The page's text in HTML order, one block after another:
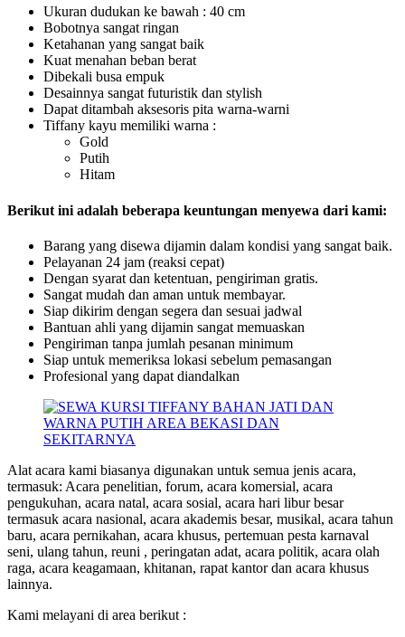
Ukuran dudukan ke bawah : 40 cm
Bobotnya sangat ringan
Ketahanan yang sangat baik
Kuat menahan beban berat
Dibekali busa empuk
Desainnya sangat futuristik dan stylish
Dapat ditambah aksesoris pita warna-warni
Tiffany kayu memiliki warna :
Gold
Putih
Hitam
Berikut ini adalah beberapa keuntungan menyewa dari kami:
Barang yang disewa dijamin dalam kondisi yang sangat baik.
Pelayanan 24 jam (reaksi cepat)
Dengan syarat dan ketentuan, pengiriman gratis.
Sangat mudah dan aman untuk membayar.
Siap dikirim dengan segera dan sesuai jadwal
Bantuan ahli yang dijamin sangat memuaskan
Pengiriman tanpa jumlah pesanan minimum
Siap untuk memeriksa lokasi sebelum pemasangan
Profesional yang dapat diandalkan
Alat acara kami biasanya digunakan untuk semua jenis acara,
termasuk: Acara penelitian, forum, acara komersial, acara
pengukuhan, acara natal, acara sosial, acara hari libur besar
termasuk acara nasional, acara akademis besar, musikal, acara tahun
baru, acara pernikahan, acara khusus, pertemuan pesta karnaval
seni, ulang tahun, reuni , peringatan adat, acara politik, acara olah
raga, acara keagamaan, khitanan, rapat kantor dan acara khusus
lainnya.
Kami melayani di area berikut :